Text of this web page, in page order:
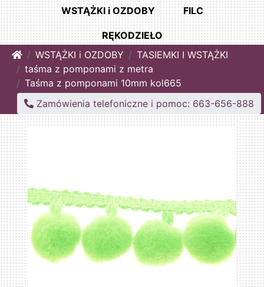
WSTĄŻKI i OZDOBY FILC
RĘKODZIEŁO
HomeWSTĄŻKI i OZDOBY
TASIEMKI I WSTĄŻKI
taśma z pomponami z metra
Taśma z pomponami 10mm kol665
Zamówienia telefoniczne i pomoc: 663-656-888